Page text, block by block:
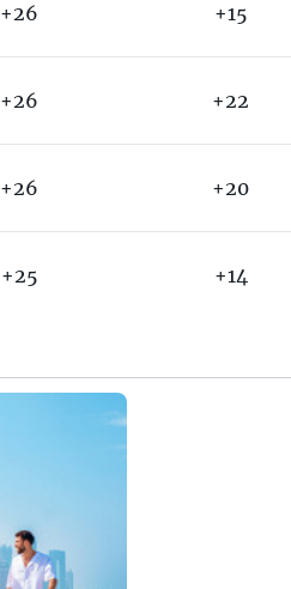
+26 +15
+26 +22
+26 +20
+25 +14